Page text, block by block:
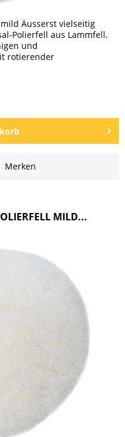
Äusserst vielseitig
Polierfell aus Lammfell.
und
rotierender
Merken
MILD...